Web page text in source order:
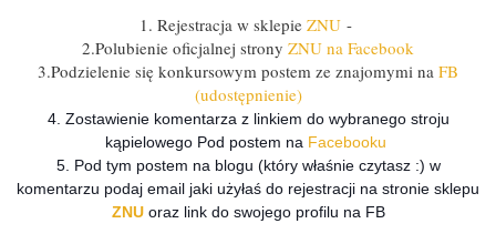
1. Rejestracja w sklepie ZNU-
2.Polubienie oficjalnej strony ZNU na Facebook
3.Podzielenie się konkursowym postem ze znajomymi na FB
(udostępnienie)
4. Zostawienie komentarza z linkiem do wybranego stroju
kąpielowego Pod postem na Facebooku
5. Pod tym postem na blogu (który właśnie czytasz :) w
komentarzu podaj email jaki użyłaś do rejestracji na stronie sklepu
ZNUoraz link do swojego profilu na FB